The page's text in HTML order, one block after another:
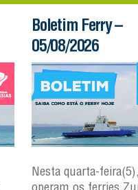
Boletim Ferry –
05/08/2026
Nesta quarta-